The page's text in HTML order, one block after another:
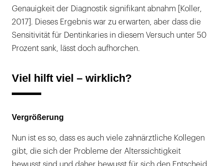
Genauigkeit der Diagnostik signifikant abnahm [Koller,
2017]. Dieses Ergebnis war zu erwarten, aber dass die
Sensitivität für Dentinkaries in diesem Versuch unter 50
Prozent sank, lässt doch aufhorchen.
Viel hilft viel – wirklich?
Vergrößerung
Nun ist es so, dass es auch viele zahnärztliche Kollegen
gibt, die sich der Probleme der Alterssichtigkeit